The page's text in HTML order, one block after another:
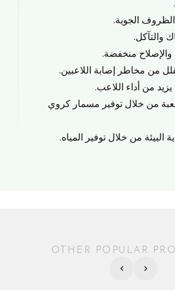
الجوية.
والتآكل.
والإصلاح منخفضة.
من مخاطر إصابة اللاعبين.
يزيد من أداء اللاعب.
من خلال توفير مسمار كروي
البيئة من خلال توفير المياه.
OTHER POPULAR